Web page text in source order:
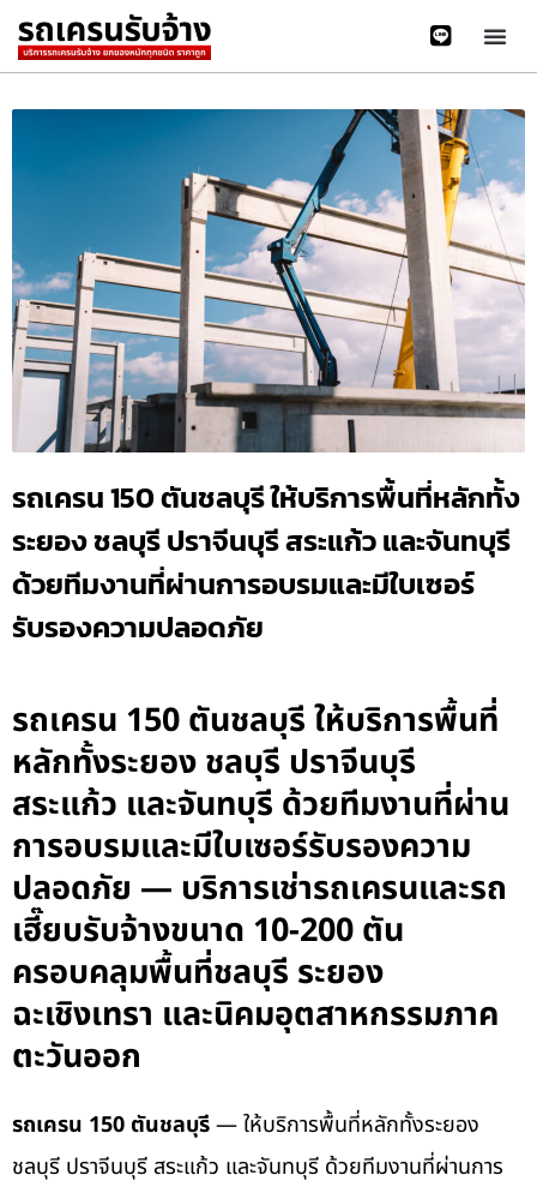
รถเครน 150 ตันชลบุรี ให้บริการพื้นที่หลักทั้ง
ระยอง ชลบุรี ปราจีนบุรี สระแก้ว และจันทบุรี
ด้วยทีมงานที่ผ่านการอบรมและมีใบเซอร์
รับรองความปลอดภัย
รถเครน 150 ตันชลบุรี ให้บริการพื้นที่
หลักทั้งระยอง ชลบุรี ปราจีนบุรี
สระแก้ว และจันทบุรี ด้วยทีมงานที่ผ่าน
การอบรมและมีใบเซอร์รับรองความ
ปลอดภัย — บริการเช่ารถเครนและรถ
เฮี๊ยบรับจ้างขนาด 10-200 ตัน
ครอบคลุมพื้นที่ชลบุรี ระยอง
ฉะเชิงเทรา และนิคมอุตสาหกรรมภาค
ตะวันออก
รถเครน 150 ตันชลบุรี— ให้บริการพื้นที่หลักทั้งระยอง
ชลบุรี ปราจีนบุรี สระแก้ว และจันทบุรี ด้วยทีมงานที่ผ่านการ